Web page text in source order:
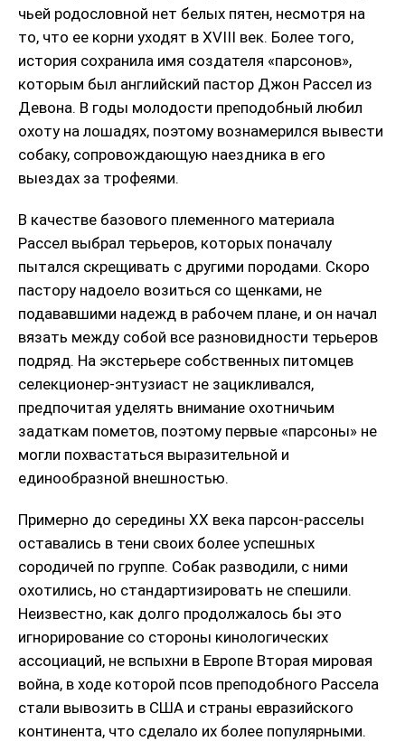
чьей родословной нет белых пятен, несмотря на
то, что ее корни уходят в XVIII век. Более того,
история сохранила имя создателя «парсонов»,
которым был английский пастор Джон Рассел из
Девона. В годы молодости преподобный любил
охоту на лошадях, поэтому вознамерился вывести
собаку, сопровождающую наездника в его
выездах за трофеями.
В качестве базового племенного материала
Рассел выбрал терьеров, которых поначалу
пытался скрещивать с другими породами. Скоро
пастору надоело возиться со щенками, не
подававшими надежд в рабочем плане, и он начал
вязать между собой все разновидности терьеров
подряд. На экстерьере собственных питомцев
селекционер-энтузиаст не зацикливался,
предпочитая уделять внимание охотничьим
задаткам пометов, поэтому первые «парсоны» не
могли похвастаться выразительной и
единообразной внешностью.
Примерно до середины XX века парсон-расселы
оставались в тени своих более успешных
сородичей по группе. Собак разводили, с ними
охотились, но стандартизировать не спешили.
Неизвестно, как долго продолжалось бы это
игнорирование со стороны кинологических
ассоциаций, не вспыхни в Европе Вторая мировая
война, в ходе которой псов преподобного Рассела
стали вывозить в США и страны евразийского
континента, что сделало их более популярными.